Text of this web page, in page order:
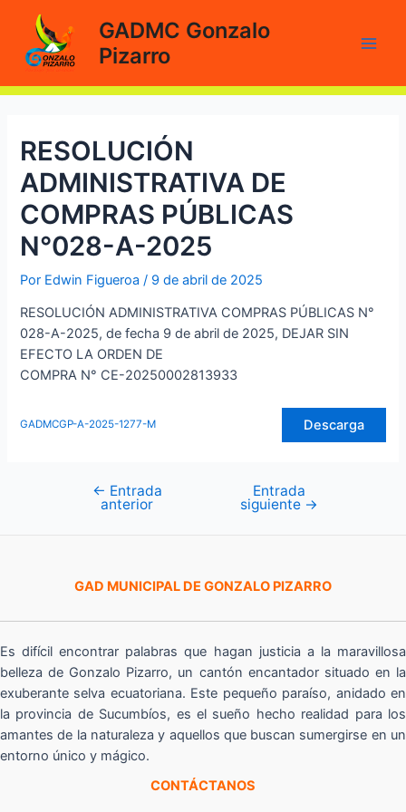
contenido
GADMC Gonzalo
Pizarro
RESOLUCIÓN
ADMINISTRATIVA DE
COMPRAS PÚBLICAS
N°028-A-2025
Por Edwin Figueroa/ 9 de abril de 2025
RESOLUCIÓN ADMINISTRATIVA COMPRAS PÚBLICAS N°
028-A-2025, de fecha 9 de abril de 2025, DEJAR SIN
EFECTO LA ORDEN DE
COMPRA N° CE-20250002813933
GADMCGP-A-2025-1277-M Descarga
Navegación
← Entrada
anterior
Entrada
siguiente →
GAD MUNICIPAL DE GONZALO PIZARRO
Es difícil encontrar palabras que hagan justicia a la maravillosa
belleza de Gonzalo Pizarro, un cantón encantador situado en la
exuberante selva ecuatoriana. Este pequeño paraíso, anidado en
la provincia de Sucumbíos, es el sueño hecho realidad para los
amantes de la naturaleza y aquellos que buscan sumergirse en un
entorno único y mágico.
CONTÁCTANOS